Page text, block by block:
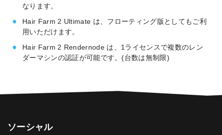
なります。
Hair Farm 2 Ultimate は、フローティング版としてもご利
用いただけます。
Hair Farm 2 Rendernode は、1ライセンスで複数のレン
ダーマシンの認証が可能です。(台数は無制限)
ソーシャル